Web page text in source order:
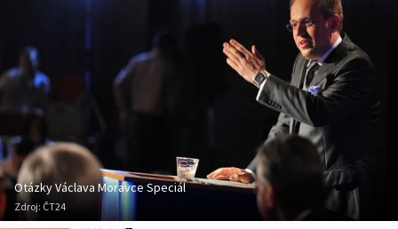
Otázky Václava Moravce Speciál
Zdroj: ČT24